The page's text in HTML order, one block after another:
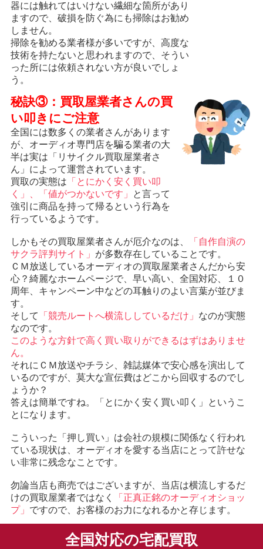
器には触れてはいけない繊細な箇所があり
ますので、破損を防ぐ為にも掃除はお勧め
しません。
掃除を勧める業者様が多いですが、高度な
技術を持たないと思われますので、そうい
った所には依頼されない方が良いでしょ
う。
秘訣③：買取屋業者さんの買
い叩きにご注意
全国には数多くの業者さんがあります
が、オーディオ専門店を騙る業者の大
半は実は「リサイクル買取屋業者さ
ん」によって運営されています。
買取の実態は 「とにかく安く買い叩
く」、「値がつかないです」
と言って
強引に商品を持って帰るという行為を
行っているようです。
しかもその買取屋業者さんが厄介なのは、
「自作自演の
サクラ評判サイト」 が多数存在していることです。
ＣＭ放送しているオーディオの買取屋業者さんだから安
心？綺麗なホームページで、早い高い、全国対応、１０
周年、キャンペーン中などの耳触りのよい言葉が並びま
す。
そして
「競売ルートへ横流ししているだけ」 なのが実態
なのです。
このような方針で高く買い取りができるはずはありませ
ん。
それにＣＭ放送やチラシ、雑誌媒体で安心感を演出して
いるのですが、莫大な宣伝費はどこから回収するのでし
ょうか？
答えは簡単ですね。「とにかく安く買い叩く」というこ
とになります。
こういった「押し買い」は会社の規模に関係なく行われ
ている現状は、オーディオを愛する当店にとって許せな
い非常に残念なことです。
勿論当店も商売ではございますが、当店は横流しするだ
けの買取屋業者ではなく
「正真正銘のオーディオショッ
プ」 ですので、お客様のお力になれるかと存じます。
全国対応の宅配買取